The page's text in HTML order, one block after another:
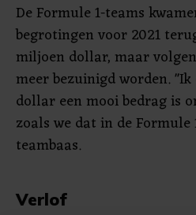
De Formule 1-teams
begrotingen voor 2021
miljoen dollar, maar
meer bezuinigd worden.
dollar een mooi bedrag is
zoals we dat in de
teambaas.
Verlof